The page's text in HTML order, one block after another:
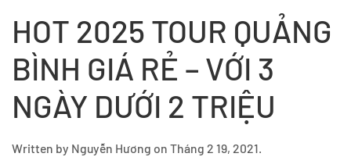
HOT 2025 TOUR QUẢNG
BÌNH GIÁ RẺ – VỚI 3
NGÀY DƯỚI 2 TRIỆU
Written by Nguyễn Hương on Tháng 2 19, 2021.